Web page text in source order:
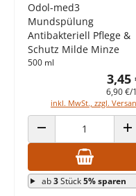
Odol-med3
Mundspülung
Antibakteriell Pflege &
Schutz Milde Minze
500 ml
3,45
6,90 €/
inkl. MwSt., zzgl.
ANZAHL VERRINGERN
ab3Stück5% sparen